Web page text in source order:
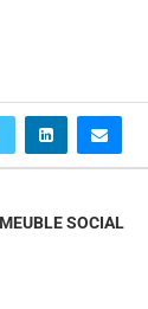
SOCIAL